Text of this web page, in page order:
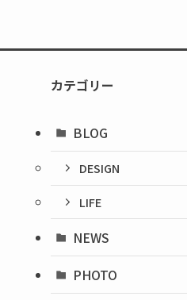
カテゴリー
BLOG
DESIGN
LIFE
NEWS
PHOTO